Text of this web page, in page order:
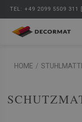
TEL: +49 2099 5509 311 [
HOME /